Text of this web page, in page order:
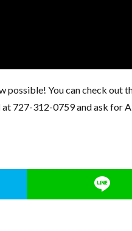
possible! You can check out
727-312-0759 and ask for